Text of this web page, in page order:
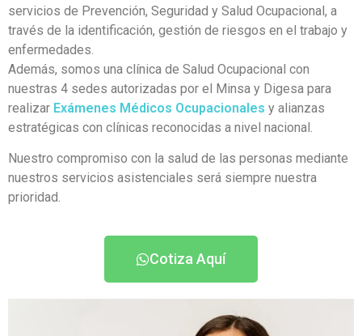
servicios de Prevención, Seguridad y Salud Ocupacional, a
través de la identificación, gestión de riesgos en el trabajo y
enfermedades.
Además, somos una clínica de Salud Ocupacional con
nuestras 4 sedes autorizadas por el Minsa y Digesa para
realizar Exámenes Médicos Ocupacionales y alianzas
estratégicas con clínicas reconocidas a nivel nacional.
Nuestro compromiso con la salud de las personas mediante
nuestros servicios asistenciales será siempre nuestra
prioridad.
Cotiza Aquí